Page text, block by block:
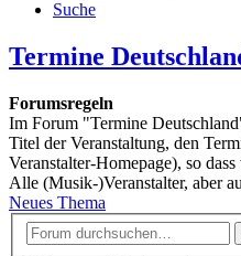
Suche
Termine
Forumsregeln
Im Forum "Termine
Titel der Veranstaltung, den
Veranstalter-Homepage), so
Alle (Musik-)Veranstalter, aber
Neues Thema